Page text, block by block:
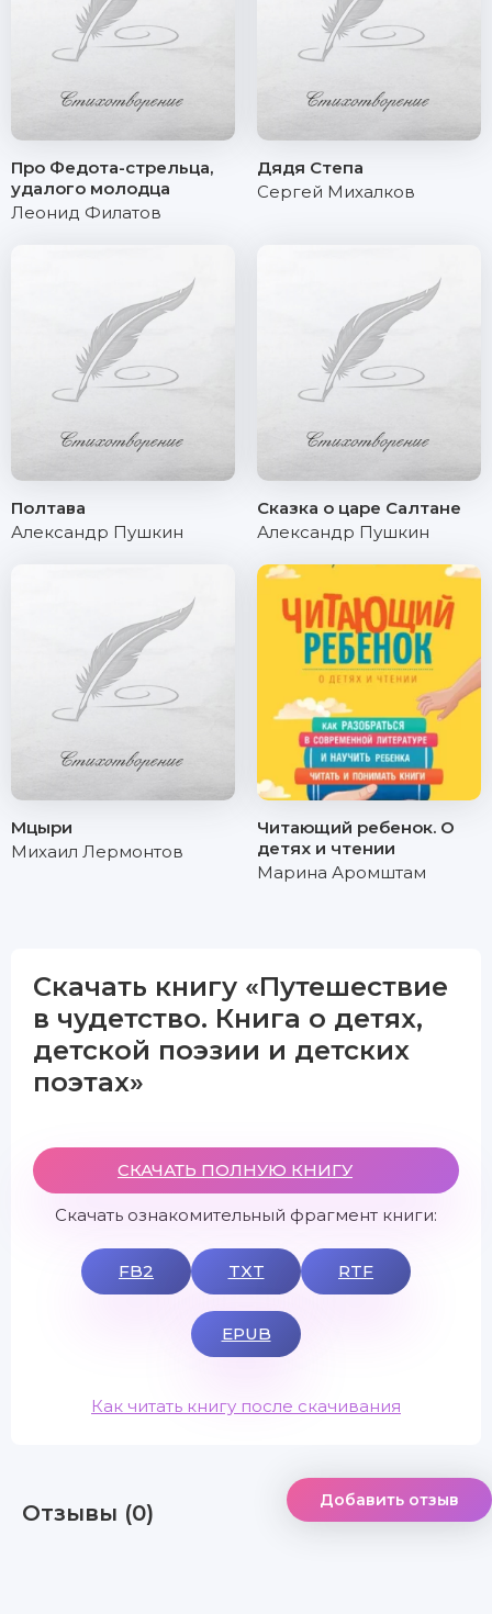
Про Федота-стрельца,
удалого молодца
Леонид Филатов
Дядя Степа
Сергей Михалков
Полтава
Александр Пушкин
Сказка о царе Салтане
Александр Пушкин
Мцыри
Михаил Лермонтов
Читающий ребенок. О
детях и чтении
Марина Аромштам
Скачать книгу «Путешествие
в чудетство. Книга о детях,
детской поэзии и детских
поэтах»
СКАЧАТЬ ПОЛНУЮ КНИГУ
Скачать ознакомительный фрагмент книги:
FB2 TXT RTF
EPUB
Как читать книгу после скачивания
Отзывы (0) Добавить отзыв